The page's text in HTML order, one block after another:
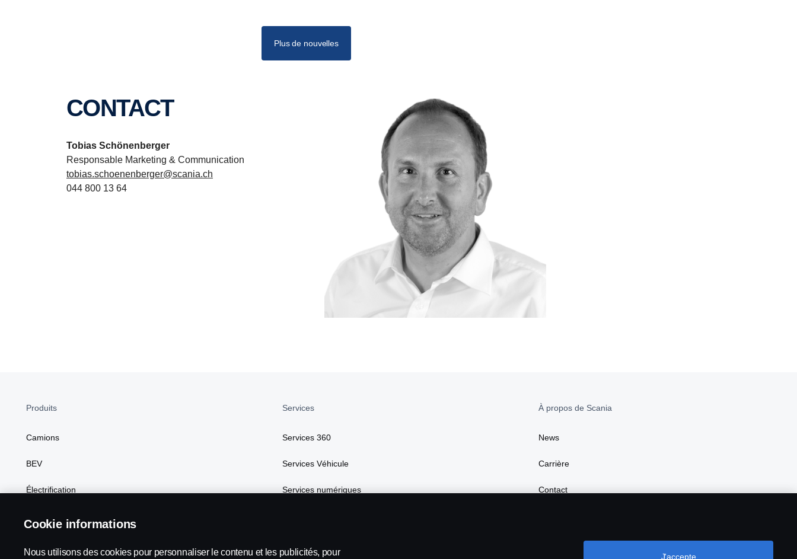
Plus de nouvelles
CONTACT
Tobias Schönenberger
Responsable Marketing & Communication
tobias.schoenenberger@scania.ch
044 800 13 64
Produits
Camions
BEV
Électrification
Services
Services 360
Services Véhicule
Services numériques
À propos de Scania
News
Carrière
Contact
Trouver un distributeur
Cookie informations
Nous utilisons des cookies pour personnaliser le contenu et les publicités, pour J'accepte